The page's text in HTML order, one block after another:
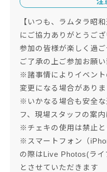
【いつも、ラムタラ昭
にご協力ありがとうござ
参加の皆様が楽しく過
ご了承の上ご参加お願い
※諸事情によりイベン
変更になる場合がありま
※いかなる場合も安全
フ、現場スタッフの案内
※チェキの使用は禁止
※スマートフォン（
の際はLive Photos(ライ
とさせていただきます